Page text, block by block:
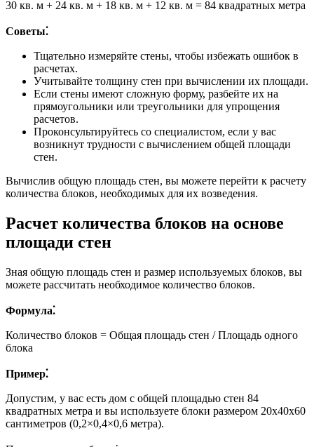
30 кв. м + 24 кв. м + 18 кв. м + 12 кв. м = 84 квадратных метра
Советы⁚
Тщательно измеряйте стены, чтобы избежать ошибок в
расчетах.
Учитывайте толщину стен при вычислении их площади.
Если стены имеют сложную форму, разбейте их на
прямоугольники или треугольники для упрощения
расчетов.
Проконсультируйтесь со специалистом, если у вас
возникнут трудности с вычислением общей площади
стен.
Вычислив общую площадь стен, вы можете перейти к расчету
количества блоков, необходимых для их возведения.
Расчет количества блоков на основе
площади стен
Зная общую площадь стен и размер используемых блоков, вы
можете рассчитать необходимое количество блоков.
Формула⁚
Количество блоков = Общая площадь стен / Площадь одного
блока
Пример⁚
Допустим, у вас есть дом с общей площадью стен 84
квадратных метра и вы используете блоки размером 20x40x60
сантиметров (0,2×0,4×0,6 метра).